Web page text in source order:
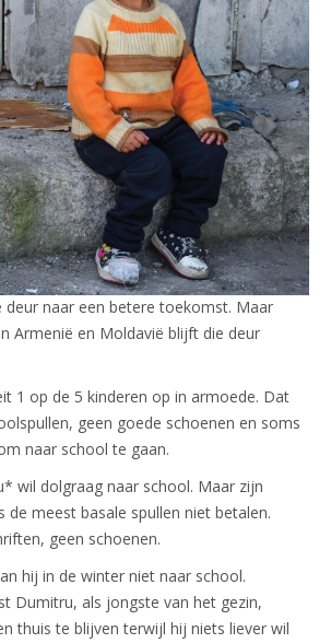
deur naar een betere toekomst. Maar
Armenië en Moldavië blijft die deur
1 op de 5 kinderen op in armoede. Dat
geen goede schoenen en soms
naar school te gaan.
wil dolgraag naar school. Maar zijn
de meest basale spullen niet betalen.
geen schoenen.
hij in de winter niet naar school.
Dumitru, als jongste van het gezin,
thuis te blijven terwijl hij niets liever wil